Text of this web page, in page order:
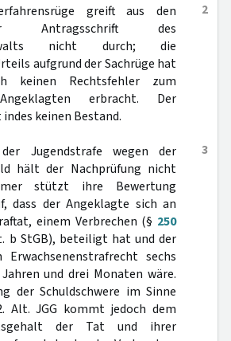
2
greift aus den
Antragsschrift des
nicht durch; die
aufgrund der Sachrüge hat
keinen Rechtsfehler zum
erbracht. Der
keinen Bestand.
3
Jugendstrafe wegen der
hält der Nachprüfung nicht
stützt ihre Bewertung
dass der Angeklagte sich an
einem Verbrechen (§ 250
b StGB), beteiligt hat und der
sechs
und drei Monaten wäre.
der Schuldschwere im Sinne
Alt. JGG kommt jedoch dem
der Tat und ihrer